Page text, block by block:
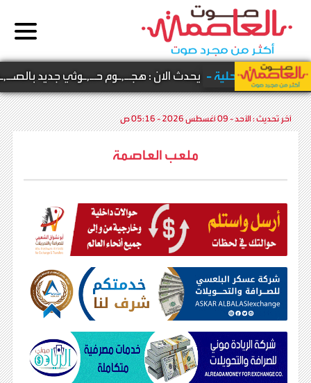
أخبار محلية - يحدث الان : هجـ,ـوم حـ,ـوثي جديد
آخر تحديث :الأحد - 09 أغسطس 2026 - 05:16 ص
ملعب العاصمة